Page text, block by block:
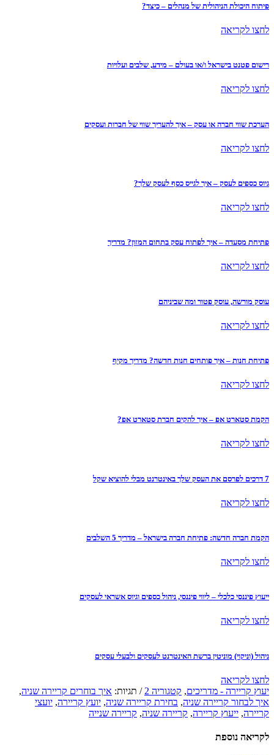
פיתוח היכולת הניהולית של מנהלים – כיצד?
לחצו לקריאה
רישום פטנט בישראל ו/או בעולם – מידע, שלבים ועלויות
לחצו לקריאה
הערכת שווי חברה או עסק – איך להעריך שווי של חברות ועסקים
לחצו לקריאה
גיוס כספים לעסק – איך לגייס כסף לעסק שלך?
לחצו לקריאה
פתיחת מסעדה – איך לפתוח עסק בתחום המזון? מדריך
לחצו לקריאה
עוסק מורשה, עוסק פטור ומה שביניהם
לחצו לקריאה
פתיחת חנות – איך פותחים חנות חדשה? מדריך מקיף
לחצו לקריאה
הקמת סטארט אפ – איך להקים חברת סטארט אפ?
לחצו לקריאה
7 דרכים לפרסם את העסק שלך באינטרנט מבלי להוציא שקל
לחצו לקריאה
הקמת חברה חדשה: פתיחת חברה בישראל – מדריך 5 השלבים
לחצו לקריאה
ייעוץ פיננסי כלכלי – ליווי פיננסי, ניהול כספים וגיוס אשראי לעסקים
לחצו לקריאה
ניהול (וניקוי) מוניטין ברשת האינטרנט לעסקים ולבעלי עסקים
לחצו לקריאה
יעוץ קריירה - מדריכים, קטגוריה 2 / תגיות: איך בוחרים קריירה שניה,
איך לבחור קריירה שניה, בחירת קריירה שניה, יועץ קריירה, יועצי
קריירה, ייעוץ קריירה, קריירה שניה, קריירה שנייה
לקריאה נוספת